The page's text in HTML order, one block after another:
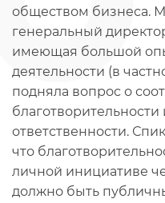
обществом бизнеса.
генеральный
имеющая большой
деятельности (в
подняла вопрос о
ответственности.
что
личной инициативе
должно быть